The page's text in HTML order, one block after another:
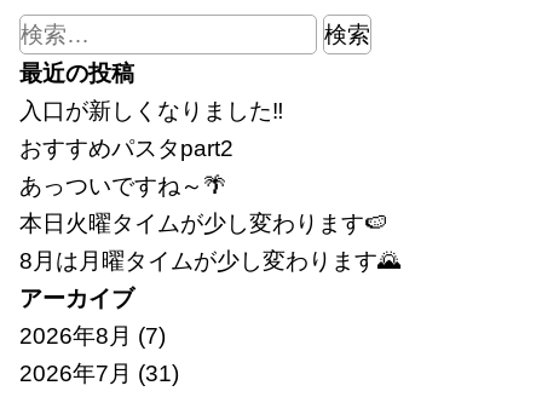
検
索:
最近の投稿
入口が新しくなりました‼
おすすめパスタpart2
あっついですね～🌴
本日火曜タイムが少し変わります🍉
8月は月曜タイムが少し変わります🌄
アーカイブ
2026年8月 (7)
2026年7月 (31)